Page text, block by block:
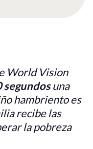
World Vision
segundosuna
hambriento es
recibe las
la pobreza